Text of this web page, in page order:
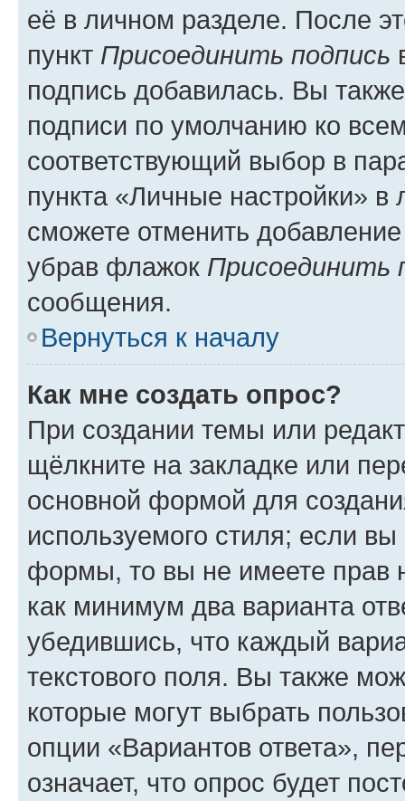
её в личном разделе. После
пункт Присоединить подпись
подпись добавилась. Вы
подписи по умолчанию ко
соответствующий выбор в
пункта «Личные настройки»
сможете отменить
убрав флажок Присоединить
сообщения.
Вернуться к началу
Как мне создать опрос?
При создании темы или
щёлкните на закладке или
основной формой для
используемого стиля; если
формы, то вы не имеете прав
как минимум два варианта
убедившись, что каждый
текстового поля. Вы также
которые могут выбрать
опции «Вариантов ответа»,
означает, что опрос будет